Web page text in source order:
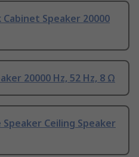
Cabinet Speaker 20000
20000 Hz, 52 Hz, 8 Ω
Speaker Ceiling Speaker